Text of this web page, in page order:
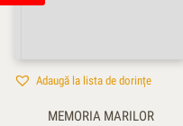
Adaugă la lista de dorințe
MEMORIA MARILOR